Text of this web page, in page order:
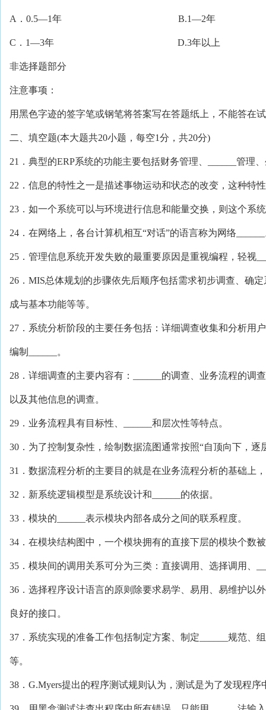
A．0.5—1年 B.1—2年
C．1—3年 D.3年以上
非选择题部分
注意事项：
用黑色字迹的签字笔或钢笔将答案写在答题纸上，不能答在
二、填空题(本大题共20小题，每空1分，共20分)
21．典型的ERP系统的功能主要包括财务管理、______管理
22．信息的特性之一是描述事物运动和状态的改变，这种特
23．如一个系统可以与环境进行信息和能量交换，则这个系
24．在网络上，各台计算机相互“对话”的语言称为网络
25．管理信息系统开发失败的最重要原因是重视编程，轻视
26．MIS总体规划的步骤依先后顺序包括需求初步调查、确
成与基本功能等等。
27．系统分析阶段的主要任务包括：详细调查收集和分析用
编制______。
28．详细调查的主要内容有：______的调查、业务流程的调
以及其他信息的调查。
29．业务流程具有目标性、______和层次性等特点。
30．为了控制复杂性，绘制数据流图通常按照“自顶向下，逐
31．数据流程分析的主要目的就是在业务流程分析的基础上
32．新系统逻辑模型是系统设计和______的依据。
33．模块的______表示模块内部各成分之间的联系程度。
34．在模块结构图中，一个模块拥有的直接下层的模块个数
35．模块间的调用关系可分为三类：直接调用、选择调用、
36．选择程序设计语言的原则除要求易学、易用、易维护以
良好的接口。
37．系统实现的准备工作包括制定方案、制定______规范、
等。
38．G.Myers提出的程序测试规则认为，测试是为了发现程序